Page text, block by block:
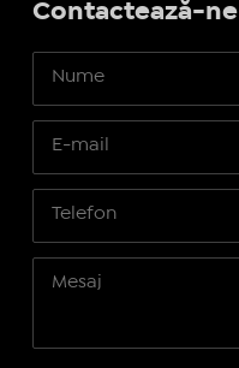
Contactează-ne